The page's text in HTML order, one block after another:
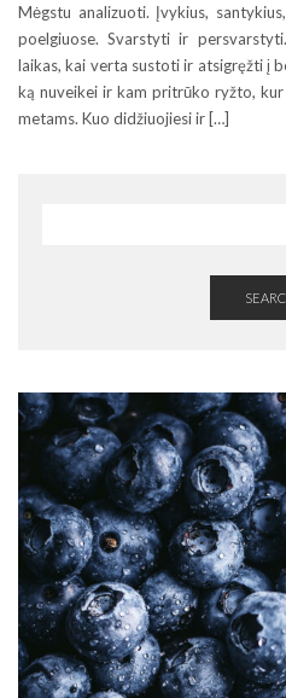
Mėgstu analizuoti. Įvykius,
poelgiuose. Svarstyti ir
laikas, kai verta sustoti ir atsigręžti į
ką nuveikei ir kam pritrūko ryžto,
metams. Kuo didžiuojiesi ir […]